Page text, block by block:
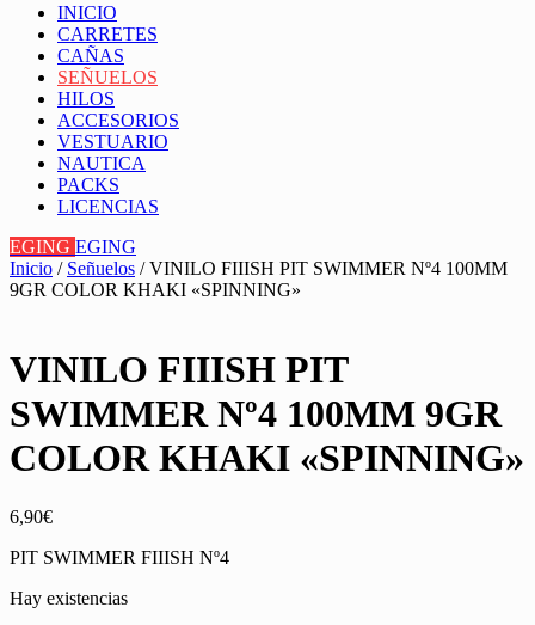
INICIO
CARRETES
CAÑAS
SEÑUELOS
HILOS
ACCESORIOS
VESTUARIO
NAUTICA
PACKS
LICENCIAS
EGING EGING
Inicio / Señuelos / VINILO FIIISH PIT SWIMMER Nº4 100MM
9GR COLOR KHAKI «SPINNING»
VINILO FIIISH PIT
SWIMMER Nº4 100MM 9GR
COLOR KHAKI «SPINNING»
6,90€
PIT SWIMMER FIIISH Nº4
Hay existencias